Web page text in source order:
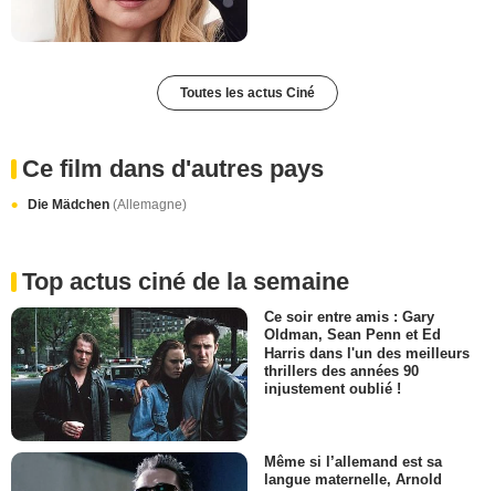
Toutes les actus Ciné
Ce film dans d'autres pays
Die Mädchen (Allemagne)
Top actus ciné de la semaine
Ce soir entre amis : Gary
Oldman, Sean Penn et Ed
Harris dans l'un des meilleurs
thrillers des années 90
injustement oublié !
Même si l’allemand est sa
langue maternelle, Arnold